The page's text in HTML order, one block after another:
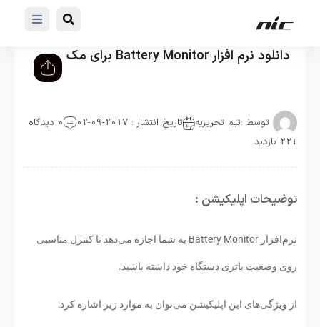
دانلود نرم افزار Battery Monitor برای مک
توسط :تیم تحریریه تاریخ انتشار : 2017-09-02
0 دیدگاه
221 بازدید
توضیحات اپلیکیشن :
نرم‌افزار Battery Monitor به شما اجازه می‌دهد تا کنترل مناسبی
روی وضعیت باتری دستگاه خود داشته باشید.
از ویژگی‌های این اپلیکیشن می‌توان به موارد زیر اشاره کرد: